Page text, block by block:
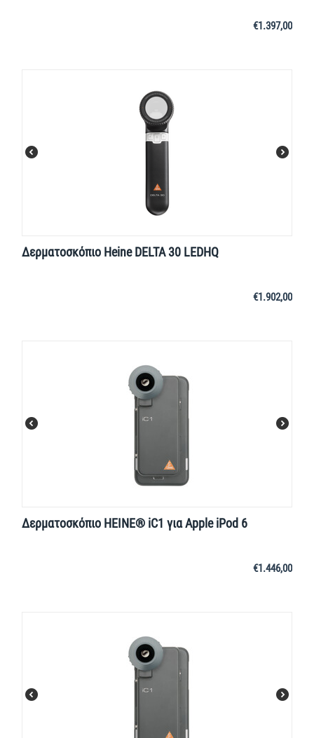
€1.397,00
Δερματοσκόπιο Heine DELTA 30 LEDHQ
€1.902,00
Δερματοσκόπιο HEINE® iC1 για Apple iPod 6
€1.446,00